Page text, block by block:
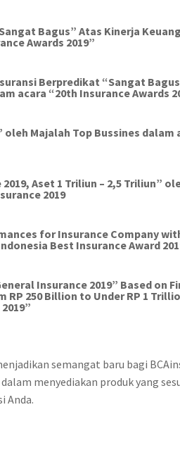
Bagus” Atas Kinerja
Awards 2019”
Berpredikat “Sangat
acara “20th Insurance Awards
oleh Majalah Top Bussines dalam
Aset 1 Triliun – 2,5 Triliun”
2019
for Insurance Company
Best Insurance Award
Insurance 2019” Based on
RP 250 Billion to Under RP 1
semangat baru bagi
menyediakan produk yang
Anda.